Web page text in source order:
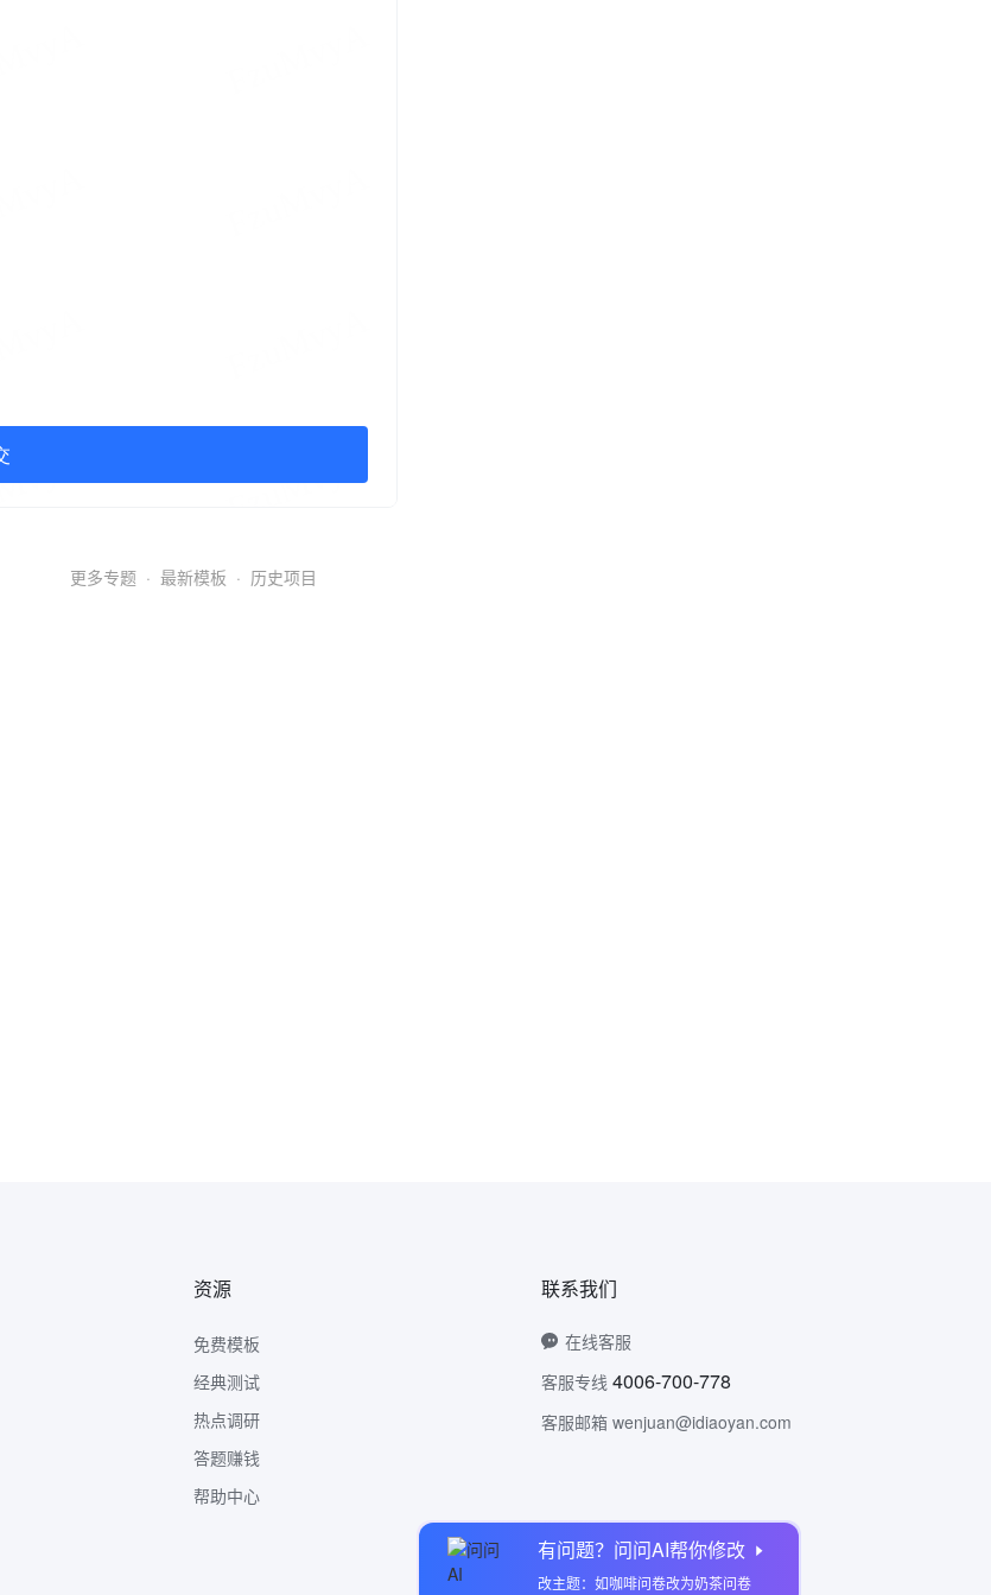
有问题？问问AI帮你修改
改主题：如咖啡问卷改为奶茶问卷
更多专题 · 最新模板 · 历史项目
资源
免费模板
经典测试
热点调研
答题赚钱
帮助中心
联系我们
在线客服
客服专线 4006-700-778
客服邮箱 wenjuan@idiaoyan.com
问卷网公众号